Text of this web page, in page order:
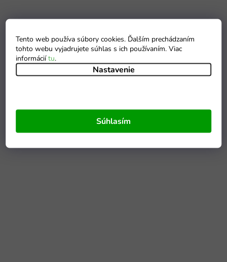
Tento web používa súbory cookies. Ďalším prechádzaním
tohto webu vyjadrujete súhlas s ich používaním. Viac
informáciítu.
Nastavenie
Súhlasím